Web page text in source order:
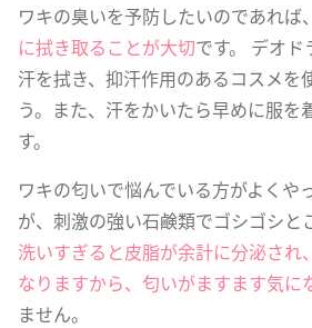
ワキの臭いを予防したいのであれば、
に拭き取ることが大切です。 デオ
汗を拭き、抑汗作用のあるコスメを
う。また、汗をかいたら早めに服を
す。
ワキの匂いで悩んでいる方がよくや
が、刺激の強い石鹸類でゴシゴシと
洗いすぎると皮脂が余計に分泌され
なりますから、匂いがますます気に
ません。